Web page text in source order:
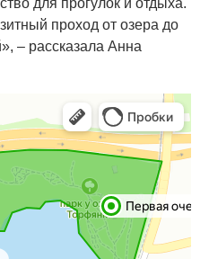
для прогулок и отдыха.
проход от озера до
– рассказала Анна